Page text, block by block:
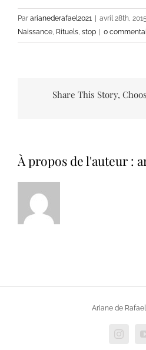
Par arianederafael2021 avril 28th, 2015
Naissance, Rituels, stop 0
Share This Story,
À propos de l'auteur :
Ariane de Rafael